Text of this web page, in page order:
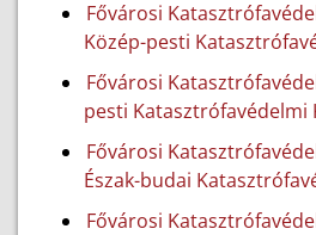
Fővárosi
Közép-pesti
Fővárosi
pesti Katasztrófavédelmi
Fővárosi
Észak-budai
Fővárosi